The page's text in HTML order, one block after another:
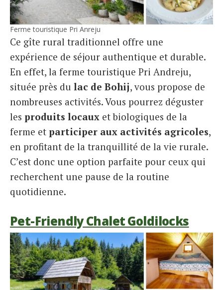
Ferme touristique Pri Anreju
Ce gîte rural traditionnel offre une
expérience de séjour authentique et durable.
En effet, la ferme touristique Pri Andreju,
située près du lac de Bohij, vous propose de
nombreuses activités. Vous pourrez déguster
les produits locaux et biologiques de la
ferme et participer aux activités agricoles,
en profitant de la tranquillité de la vie rurale.
C’est donc une option parfaite pour ceux qui
recherchent une pause de la routine
quotidienne.
Pet-Friendly Chalet Goldilocks